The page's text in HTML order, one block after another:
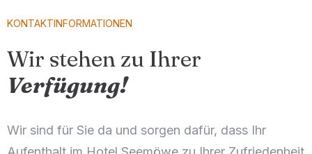
KONTAKTINFORMATIONEN
Wir stehen zu Ihrer
Verfügung!
Wir sind für Sie da und sorgen dafür, dass Ihr